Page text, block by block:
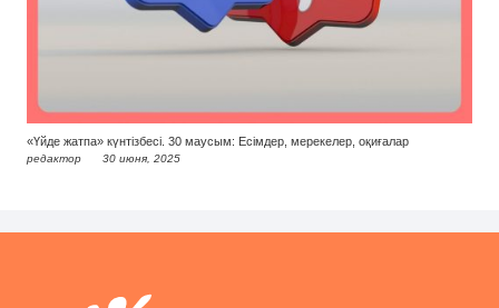
«Үйде жатпа» күнтізбесі. 30 маусым: Есімдер, мерекелер, оқиғалар
редактор 30 июня, 2025